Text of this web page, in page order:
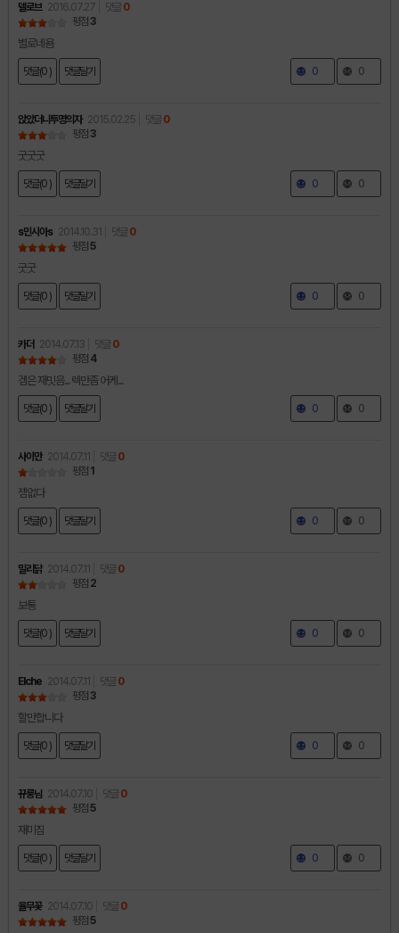
델로브 2016.07.27 댓글 0
평점 3
별로네욤
댓글(0 ) 댓글달기 0 0
앉았더니투명의자 2015.02.25 댓글 0
평점 3
굿굿굿
댓글(0 ) 댓글달기 0 0
s민시아s 2014.10.31 댓글 0
평점 5
굿굿
댓글(0 ) 댓글달기 0 0
카더 2014.07.13 댓글 0
평점 4
겜은 재밋음... 렉만좀 어케...
댓글(0 ) 댓글달기 0 0
사이만 2014.07.11 댓글 0
평점 1
잼없다
댓글(0 ) 댓글달기 0 0
밀리닭 2014.07.11 댓글 0
평점 2
보통
댓글(0 ) 댓글달기 0 0
Elche 2014.07.11 댓글 0
평점 3
할만합니다
댓글(0 ) 댓글달기 0 0
뀨룽님 2014.07.10 댓글 0
평점 5
재미짐
댓글(0 ) 댓글달기 0 0
율무꽃 2014.07.10 댓글 0
평점 5